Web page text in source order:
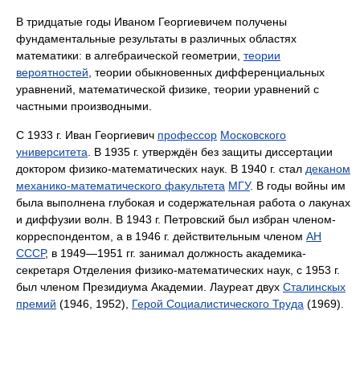
В тридцатые годы Иваном Георгиевичем получены
фундаментальные результаты в различных областях
математики: в алгебраической геометрии, теории
вероятностей , теории обыкновенных дифференциальных
уравнений, математической физике, теории уравнений с
частными производными.
С 1933 г. Иван Георгиевич профессор Московского
университета . В 1935 г. утверждён без защиты диссертации
доктором физико-математических наук. В 1940 г. стал деканом
механико-математического факультета МГУ. В годы войны им
была выполнена глубокая и содержательная работа о лакунах
и диффузии волн. В 1943 г. Петровский был избран членом-
корреспондентом, а в 1946 г. действительным членом АН
СССР, в 1949—1951 гг. занимал должность академика-
секретаря Отделения физико-математических наук, с 1953 г.
был членом Президиума Академии. Лауреат двух Сталинскых
премий (1946, 1952), Герой Социалистического Труда (1969).